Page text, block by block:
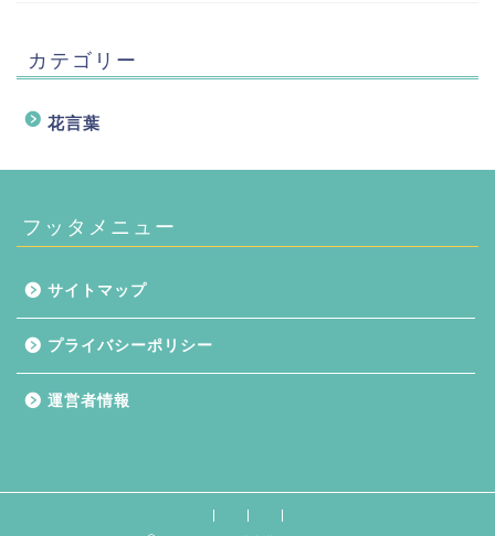
カテゴリー
花言葉
フッタメニュー
サイトマップ
プライバシーポリシー
運営者情報